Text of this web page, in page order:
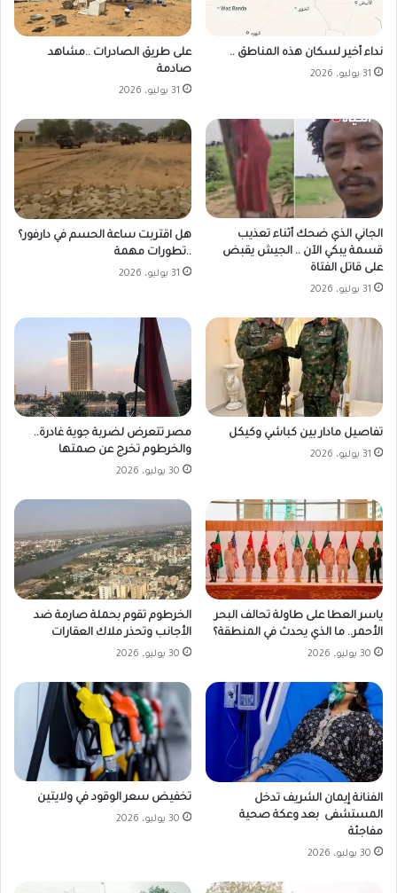
نداء أخير لسكان هذه المناطق ..
31 يوليو، 2026
على طريق الصادرات ..مشاهد
صادمة
31 يوليو، 2026
الجاني الذي ضحك أثناء تعذيب
قسمة يبكي الآن .. الجيش يقبض
على قاتل الفتاة
31 يوليو، 2026
هل اقتربت ساعة الحسم في دارفور؟
..تطورات مهمة
31 يوليو، 2026
تفاصيل مادار بين كباشي وكيكل
31 يوليو، 2026
مصر تتعرض لضربة جوية غادرة..
والخرطوم تخرج عن صمتها
30 يوليو، 2026
ياسر العطا على طاولة تحالف البحر
الأحمر.. ما الذي يحدث في المنطقة؟
30 يوليو، 2026
الخرطوم تقوم بحملة صارمة ضد
الأجانب وتحذر ملاك العقارات
30 يوليو، 2026
الفنانة إيمان الشريف تدخل
المستشفى بعد وعكة صحية
مفاجئة
30 يوليو، 2026
تخفيض سعر الوقود في ولايتين
30 يوليو، 2026